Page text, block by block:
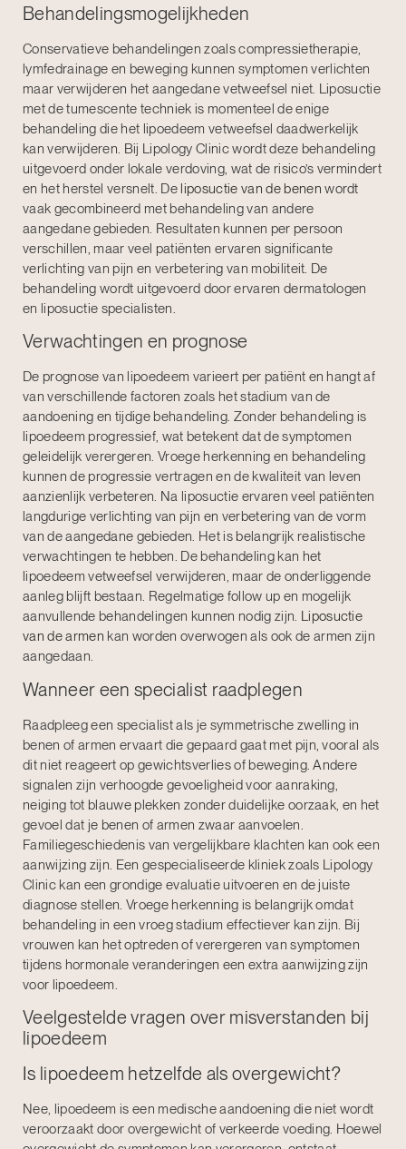
Behandelingsmogelijkheden
Conservatieve behandelingen zoals compressietherapie,
lymfedrainage en beweging kunnen symptomen verlichten
maar verwijderen het aangedane vetweefsel niet. Liposuctie
met de tumescente techniek is momenteel de enige
behandeling die het lipoedeem vetweefsel daadwerkelijk
kan verwijderen. Bij Lipology Clinic wordt deze behandeling
uitgevoerd onder lokale verdoving, wat de risico’s vermindert
en het herstel versnelt. De liposuctie van de benen wordt
vaak gecombineerd met behandeling van andere
aangedane gebieden. Resultaten kunnen per persoon
verschillen, maar veel patiënten ervaren significante
verlichting van pijn en verbetering van mobiliteit. De
behandeling wordt uitgevoerd door ervaren dermatologen
en liposuctie specialisten.
Verwachtingen en prognose
De prognose van lipoedeem varieert per patiënt en hangt af
van verschillende factoren zoals het stadium van de
aandoening en tijdige behandeling. Zonder behandeling is
lipoedeem progressief, wat betekent dat de symptomen
geleidelijk verergeren. Vroege herkenning en behandeling
kunnen de progressie vertragen en de kwaliteit van leven
aanzienlijk verbeteren. Na liposuctie ervaren veel patiënten
langdurige verlichting van pijn en verbetering van de vorm
van de aangedane gebieden. Het is belangrijk realistische
verwachtingen te hebben. De behandeling kan het
lipoedeem vetweefsel verwijderen, maar de onderliggende
aanleg blijft bestaan. Regelmatige follow up en mogelijk
aanvullende behandelingen kunnen nodig zijn. Liposuctie
van de armen kan worden overwogen als ook de armen zijn
aangedaan.
Wanneer een specialist raadplegen
Raadpleeg een specialist als je symmetrische zwelling in
benen of armen ervaart die gepaard gaat met pijn, vooral als
dit niet reageert op gewichtsverlies of beweging. Andere
signalen zijn verhoogde gevoeligheid voor aanraking,
neiging tot blauwe plekken zonder duidelijke oorzaak, en het
gevoel dat je benen of armen zwaar aanvoelen.
Familiegeschiedenis van vergelijkbare klachten kan ook een
aanwijzing zijn. Een gespecialiseerde kliniek zoals Lipology
Clinic kan een grondige evaluatie uitvoeren en de juiste
diagnose stellen. Vroege herkenning is belangrijk omdat
behandeling in een vroeg stadium effectiever kan zijn. Bij
vrouwen kan het optreden of verergeren van symptomen
tijdens hormonale veranderingen een extra aanwijzing zijn
voor lipoedeem.
Veelgestelde vragen over misverstanden bij
lipoedeem
Is lipoedeem hetzelfde als overgewicht?
Nee, lipoedeem is een medische aandoening die niet wordt
veroorzaakt door overgewicht of verkeerde voeding. Hoewel